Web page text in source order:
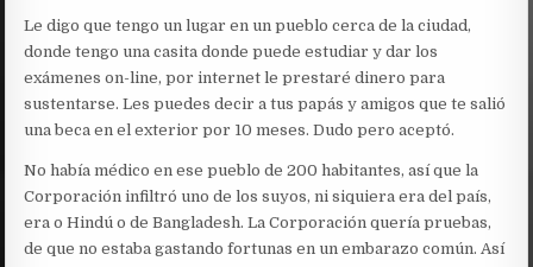
Le digo que tengo un lugar en un pueblo cerca de la ciudad,
donde tengo una casita donde puede estudiar y dar los
exámenes on-line, por internet le prestaré dinero para
sustentarse. Les puedes decir a tus papás y amigos que te salió
una beca en el exterior por 10 meses. Dudo pero aceptó.
No había médico en ese pueblo de 200 habitantes, así que la
Corporación infiltró uno de los suyos, ni siquiera era del país,
era o Hindú o de Bangladesh. La Corporación quería pruebas,
de que no estaba gastando fortunas en un embarazo común. Así